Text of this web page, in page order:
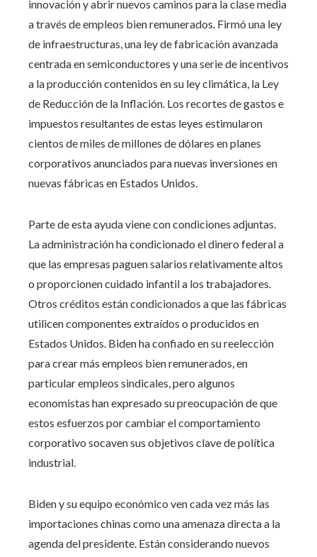
innovación y abrir nuevos caminos para la clase media
a través de empleos bien remunerados. Firmó una ley
de infraestructuras, una ley de fabricación avanzada
centrada en semiconductores y una serie de incentivos
a la producción contenidos en su ley climática, la Ley
de Reducción de la Inflación. Los recortes de gastos e
impuestos resultantes de estas leyes estimularon
cientos de miles de millones de dólares en planes
corporativos anunciados para nuevas inversiones en
nuevas fábricas en Estados Unidos.
Parte de esta ayuda viene con condiciones adjuntas.
La administración ha condicionado el dinero federal a
que las empresas paguen salarios relativamente altos
o proporcionen cuidado infantil a los trabajadores.
Otros créditos están condicionados a que las fábricas
utilicen componentes extraídos o producidos en
Estados Unidos. Biden ha confiado en su reelección
para crear más empleos bien remunerados, en
particular empleos sindicales, pero algunos
economistas han expresado su preocupación de que
estos esfuerzos por cambiar el comportamiento
corporativo socaven sus objetivos clave de política
industrial.
Biden y su equipo económico ven cada vez más las
importaciones chinas como una amenaza directa a la
agenda del presidente. Están considerando nuevos